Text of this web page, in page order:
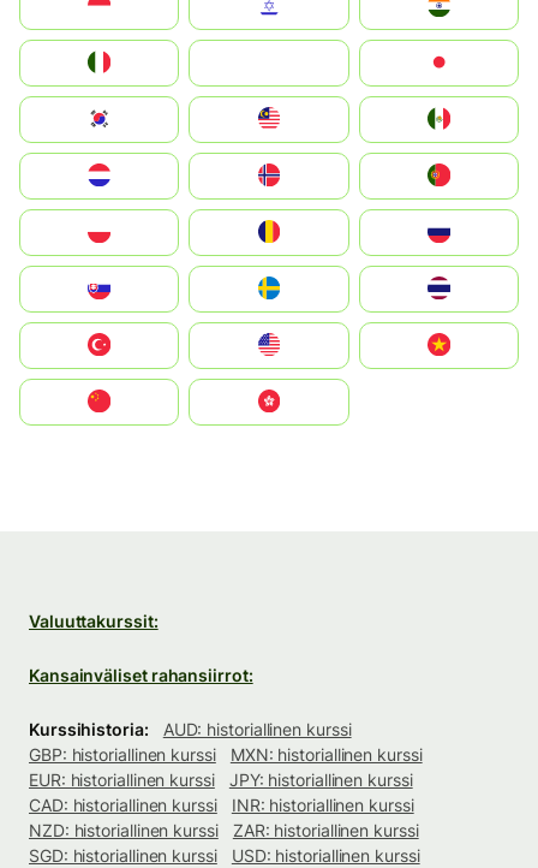
South Korea
United States
中國香港特別行政區
Valuuttakurssit:
Kansainväliset rahansiirrot:
Kurssihistoria:
AUD: historiallinen kurssi
GBP: historiallinen kurssi
MXN: historiallinen kurssi
EUR: historiallinen kurssi
JPY: historiallinen kurssi
CAD: historiallinen kurssi
INR: historiallinen kurssi
NZD: historiallinen kurssi
ZAR: historiallinen kurssi
SGD: historiallinen kurssi
USD: historiallinen kurssi